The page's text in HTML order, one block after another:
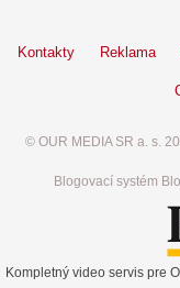
Kontakty Reklama
© OUR MEDIA SR a. s.
Blogovací systém
Kompletný video servis pre